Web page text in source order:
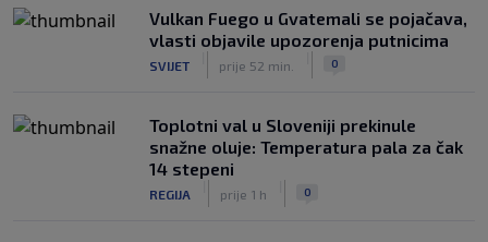
Vulkan Fuego u Gvatemali se pojačava,
vlasti objavile upozorenja putnicima
SVIJET prije 52 min. 0
Toplotni val u Sloveniji prekinule
snažne oluje: Temperatura pala za čak
14 stepeni
REGIJA prije 1 h 0